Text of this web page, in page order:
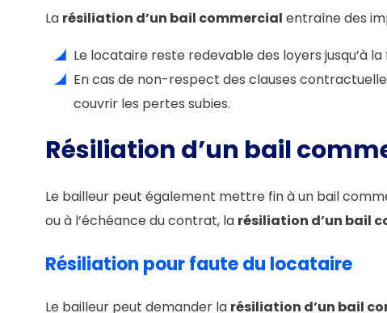
La résiliation d’un bail commercial entraîne des
Le locataire reste redevable des loyers jusqu’à
En cas de non-respect des clauses
couvrir les pertes subies.
Résiliation d’un bail
Le bailleur peut également mettre fin à un bail
ou à l’échéance du contrat, la résiliation d’un bail
Résiliation pour faute du locataire
Le bailleur peut demander la résiliation d’un bail